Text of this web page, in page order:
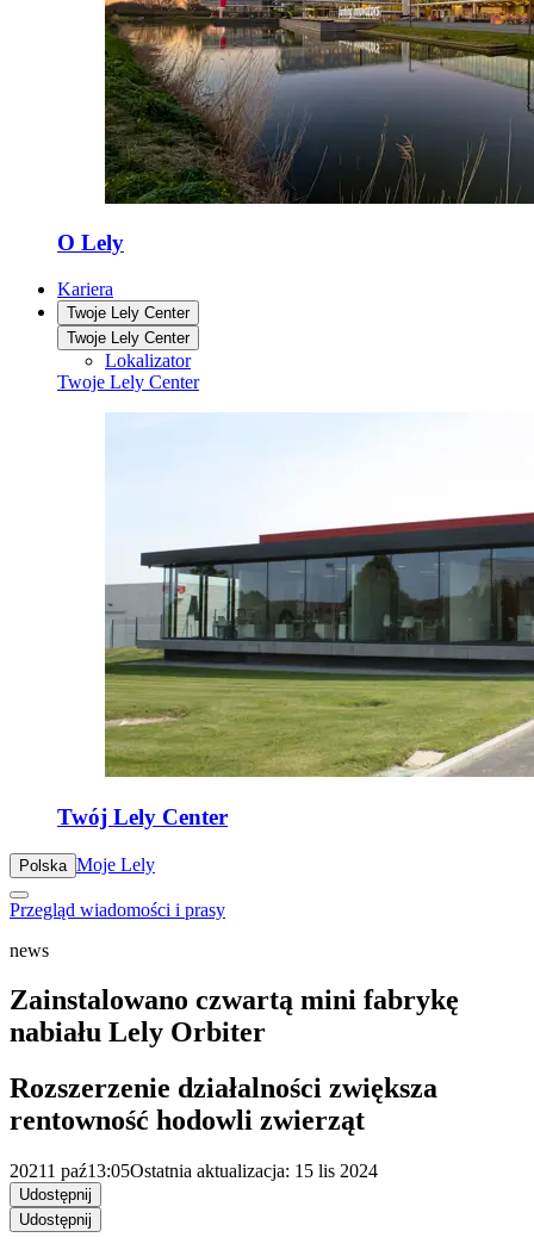
O Lely
Kariera
Twoje Lely Center
Twoje Lely Center
Lokalizator
Twoje Lely Center
Twój Lely Center
Polska Moje Lely
Przegląd wiadomości i prasy
news
Zainstalowano czwartą mini fabrykę
nabiału Lely Orbiter
Rozszerzenie działalności zwiększa
rentowność hodowli zwierząt
20211 paź13:05Ostatnia aktualizacja: 15 lis 2024
Udostępnij
Udostępnij